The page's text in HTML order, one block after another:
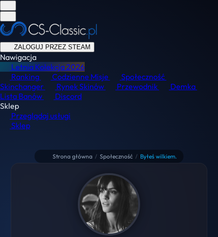
ZALOGUJ PRZEZ STEAM
Nawigacja
Letnia Kolekcja2026
Ranking
Codzienne Misje
Społeczność
Skinchanger
Rynek Skinów Przewodnik
Demka
Lista Banów
Discord
Sklep
Przeglądaj usługi
Sklep
Strona główna / Społeczność / Byłeś wilkiem.